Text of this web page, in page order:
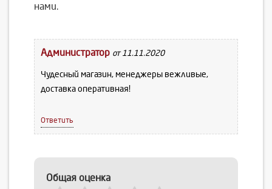
нами.
Администратор от 11.11.2020
Чудесный магазин, менеджеры вежливые,
доставка оперативная!
Ответить
Общая оценка